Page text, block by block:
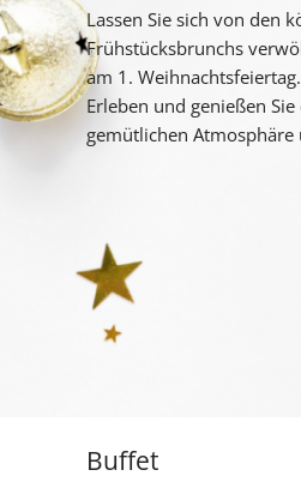
Lassen Sie sich von den
Frühstücksbrunchs
am 1. Weihnachtsfeiertag.
Erleben und genießen
gemütlichen Atmosphäre
Buffet